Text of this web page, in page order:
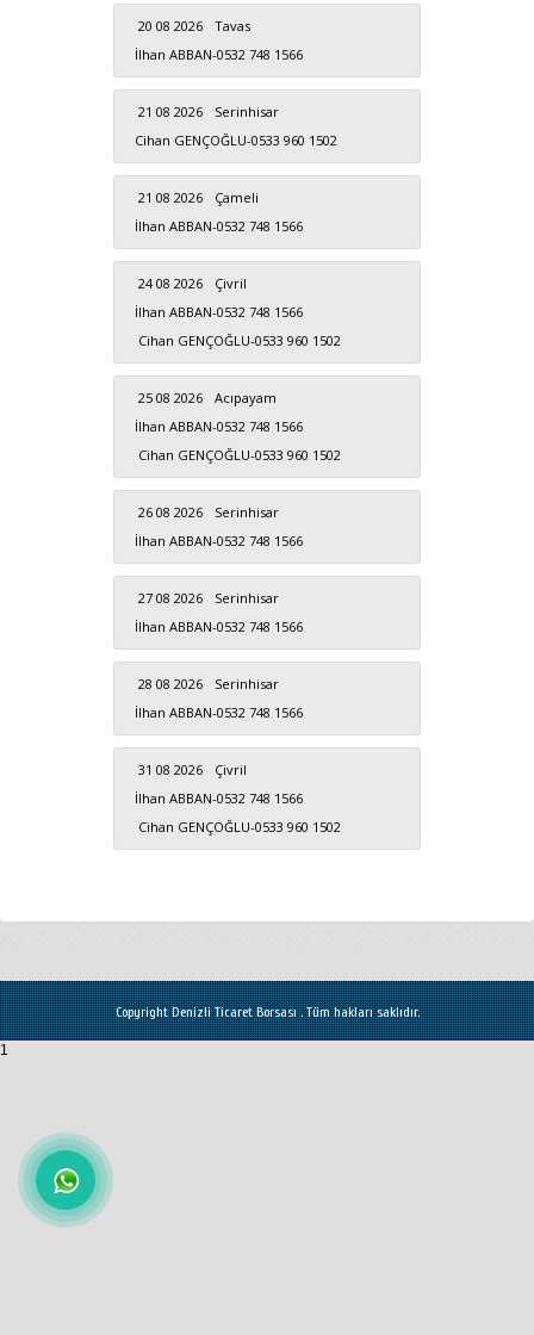
20 08 2026
Tavas
İlhan ABBAN-0532 748 1566
21 08 2026
Serinhisar
Cihan GENÇOĞLU-0533 960 1502
21 08 2026
Çameli
İlhan ABBAN-0532 748 1566
24 08 2026
Çivril
İlhan ABBAN-0532 748 1566
Cihan GENÇOĞLU-0533 960 1502
25 08 2026
Acıpayam
İlhan ABBAN-0532 748 1566
Cihan GENÇOĞLU-0533 960 1502
26 08 2026
Serinhisar
İlhan ABBAN-0532 748 1566
27 08 2026
Serinhisar
İlhan ABBAN-0532 748 1566
28 08 2026
Serinhisar
İlhan ABBAN-0532 748 1566
31 08 2026
Çivril
İlhan ABBAN-0532 748 1566
Cihan GENÇOĞLU-0533 960 1502
Copyright Denizli Ticaret Borsası . Tüm hakları saklıdır.
1